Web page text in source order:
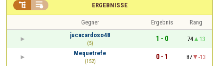
ERGEBNISSE
 
Gegner Ergebnis
Rang
jucacardoso48
(5)
1 - 0 74
13
Mequetrefe
(152)
0 - 1 87
-13